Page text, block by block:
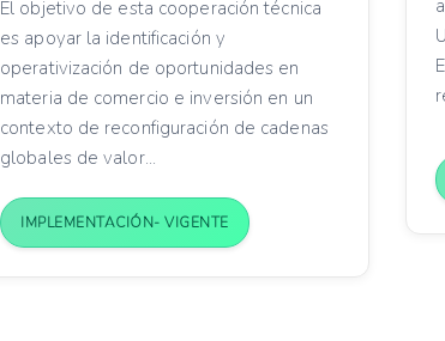
El objetivo de esta cooperación técnica
es apoyar la identificación y
operativización de oportunidades en
materia de comercio e inversión en un
contexto de reconfiguración de cadenas
globales de valor...
IMPLEMENTACIÓN- VIGENTE